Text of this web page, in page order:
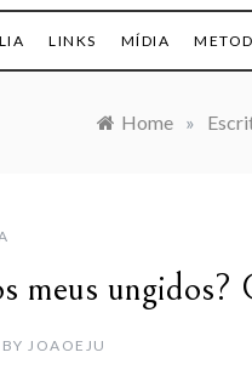
LINKS MÍDIA
Home »
meus ungidos?
BY JOAOEJU